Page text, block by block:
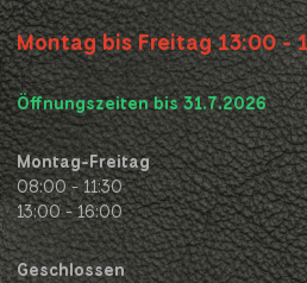
Montag bis Freitag 13:00 -
Öffnungszeiten bis 31.7.2026
Montag-Freitag
08:00 - 11:30
13:00 - 16:00
Geschlossen